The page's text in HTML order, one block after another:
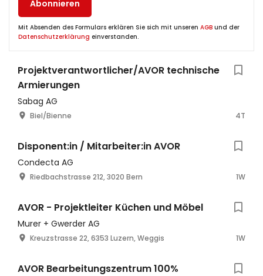
Abonnieren
Mit Absenden des Formulars erklären Sie sich mit unseren AGB und der
Datenschutzerklärung einverstanden.
Projektverantwortlicher/AVOR technische
Armierungen
Sabag AG
Biel/Bienne 4T
Disponent:in / Mitarbeiter:in AVOR
Condecta AG
Riedbachstrasse 212, 3020 Bern 1W
AVOR - Projektleiter Küchen und Möbel
Murer + Gwerder AG
Kreuzstrasse 22, 6353 Luzern, Weggis 1W
AVOR Bearbeitungszentrum 100%